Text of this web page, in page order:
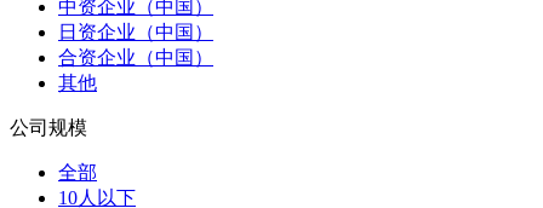
中资企业（中国）
日资企业（中国）
合资企业（中国）
其他
公司规模
全部
10人以下